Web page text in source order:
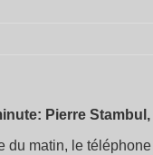
Pierre
du matin, le